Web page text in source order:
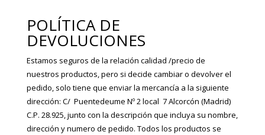
POLÍTICA DE
DEVOLUCIONES
Estamos seguros de la relación calidad /precio de
nuestros productos, pero si decide cambiar o devolver el
pedido, solo tiene que enviar la mercancía a la siguiente
dirección: C/ Puentedeume Nº 2 local 7 Alcorcón (Madrid)
C.P. 28.925, junto con la descripción que incluya su nombre,
dirección y numero de pedido. Todos los productos se